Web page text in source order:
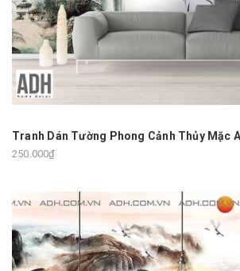
Tranh Dán Tường Phong Cảnh Thủy Mặc
250.000₫